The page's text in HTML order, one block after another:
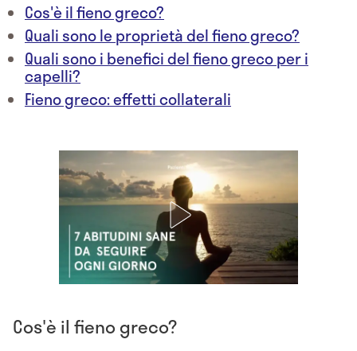
Cos'è il fieno greco?
Quali sono le proprietà del fieno greco?
Quali sono i benefici del fieno greco per i
capelli?
Fieno greco: effetti collaterali
Cos'è il fieno greco?